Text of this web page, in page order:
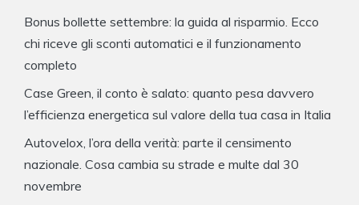
Bonus bollette settembre: la guida al risparmio. Ecco
chi riceve gli sconti automatici e il funzionamento
completo
Case Green, il conto è salato: quanto pesa davvero
l’efficienza energetica sul valore della tua casa in Italia
Autovelox, l’ora della verità: parte il censimento
nazionale. Cosa cambia su strade e multe dal 30
novembre